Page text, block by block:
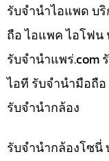
รับจำนำไอแพด บ
ถือ ไอแพค ไอโฟน
รับจํานําแพร่.com
ไอที รับจำนำมือถื
รับจำนำกล้อง
รับจำนำกล้องโซนี่